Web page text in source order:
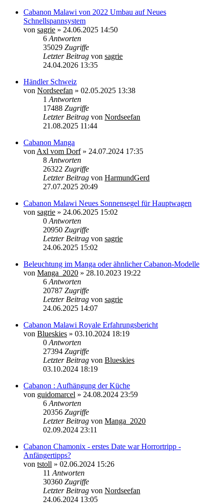
Cabanon Malawi von 2022 Umbau auf Neues
Schnellspannsystem
von sagrie » 24.06.2025 14:50
6 Antworten
35029 Zugriffe
Letzter Beitrag von sagrie
24.04.2026 13:35
Händler Schweiz
von Nordseefan » 02.05.2025 13:38
1 Antworten
17488 Zugriffe
Letzter Beitrag von Nordseefan
21.08.2025 11:44
Cabanon Manga
von Axl vom Dorf» 24.07.2024 17:35
8 Antworten
26322 Zugriffe
Letzter Beitrag von HarmundGerd
27.07.2025 20:49
Cabanon Malawi Neues Sonnensegel für Hauptwagen
von sagrie » 24.06.2025 15:02
0 Antworten
20950 Zugriffe
Letzter Beitrag von sagrie
24.06.2025 15:02
Beleuchtung im Manga oder ähnlicher Cabanon-Modelle
von Manga_2020 » 28.10.2023 19:22
6 Antworten
20787 Zugriffe
Letzter Beitrag von sagrie
24.06.2025 14:07
Cabanon Malawi Royale Erfahrungsbericht
von Blueskies » 03.10.2024 18:19
0 Antworten
27394 Zugriffe
Letzter Beitrag von Blueskies
03.10.2024 18:19
Cabanon : Aufhängung der Küche
von guidomarcel » 24.08.2024 23:59
6 Antworten
20356 Zugriffe
Letzter Beitrag von Manga_2020
02.09.2024 23:11
Cabanon Chamonix - erstes Date war Horrortripp -
Anfängertipps?
von tstoll » 02.06.2024 15:26
11 Antworten
30360 Zugriffe
Letzter Beitrag von Nordseefan
24.06.2024 13:05